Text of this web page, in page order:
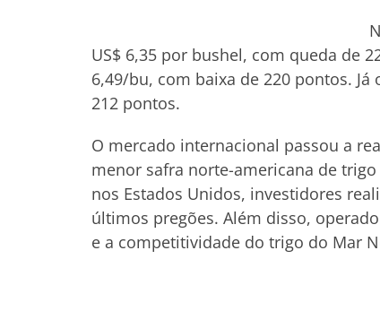
US$ 6,35 por bushel, com queda de
6,49/bu, com baixa de 220 pontos.
212 pontos.
O mercado internacional passou a
menor safra norte-americana de
nos Estados Unidos, investidores
últimos pregões. Além disso,
e a competitividade do trigo do Mar